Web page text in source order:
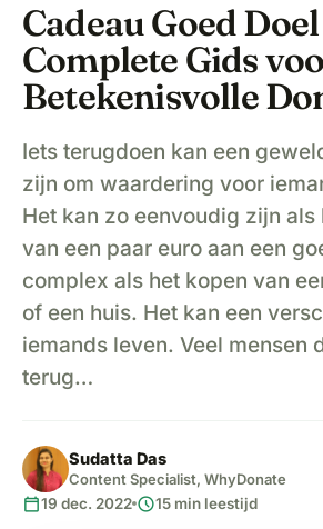
Cadeau Goed Doel
Complete Gids
Betekenisvolle
Iets terugdoen kan een
zijn om waardering voor
Het kan zo eenvoudig zijn als
van een paar euro aan een
complex als het kopen van
of een huis. Het kan een
iemands leven. Veel mensen
terug…
Sudatta Das
Content Specialist, WhyDonate
calendar_today19 dec. 2022 schedule15 min leestijd